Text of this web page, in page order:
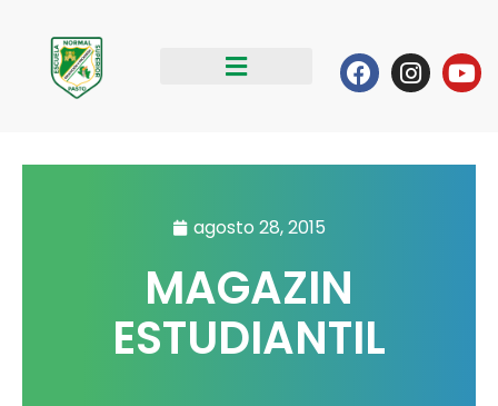
contenido
Facebook
agosto 28, 2015
MAGAZIN
ESTUDIANTIL